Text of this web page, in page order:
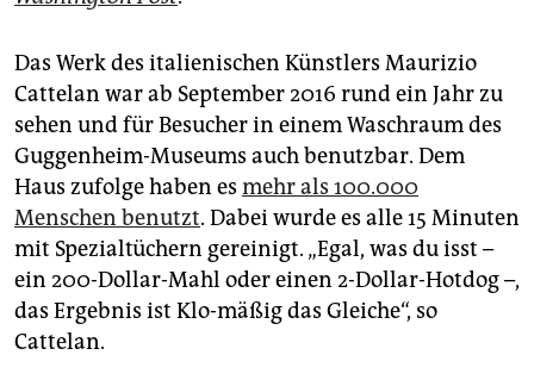
veranstaltungen
shop
fragen & hilfe
unterstützen
abo
genossenschaft
Das Werk des italienischen Künstlers Maurizio
Cattelan war ab September 2016 rund ein Jahr zu
sehen und für Besucher in einem Waschraum des
Guggenheim-Museums auch benutzbar. Dem
Haus zufolge haben es mehr als 100.000
Menschen benutzt. Dabei wurde es alle 15 Minuten
mit Spezialtüchern gereinigt. „Egal, was du isst –
ein 200-Dollar-Mahl oder einen 2-Dollar-Hotdog –,
das Ergebnis ist Klo-mäßig das Gleiche“, so
Cattelan.